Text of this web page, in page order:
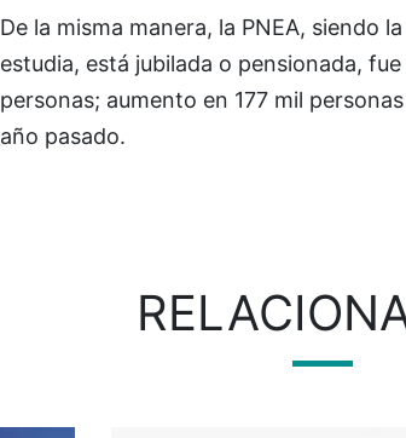
De la misma manera, la PNEA, siendo
estudia, está jubilada o pensionada,
personas; aumento en 177 mil
año pasado.